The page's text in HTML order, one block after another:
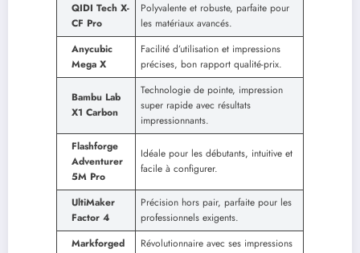
QIDI Tech X-
CF Pro
Polyvalente et robuste, parfaite pour
les matériaux avancés.
Anycubic
Mega X
Facilité d’utilisation et impressions
précises, bon rapport qualité-prix.
Bambu Lab
X1 Carbon
Technologie de pointe, impression
super rapide avec résultats
impressionnants.
Flashforge
Adventurer
5M Pro
Idéale pour les débutants, intuitive et
facile à configurer.
UltiMaker
Factor 4
Précision hors pair, parfaite pour les
professionnels exigents.
Markforged
Révolutionnaire avec ses impressions